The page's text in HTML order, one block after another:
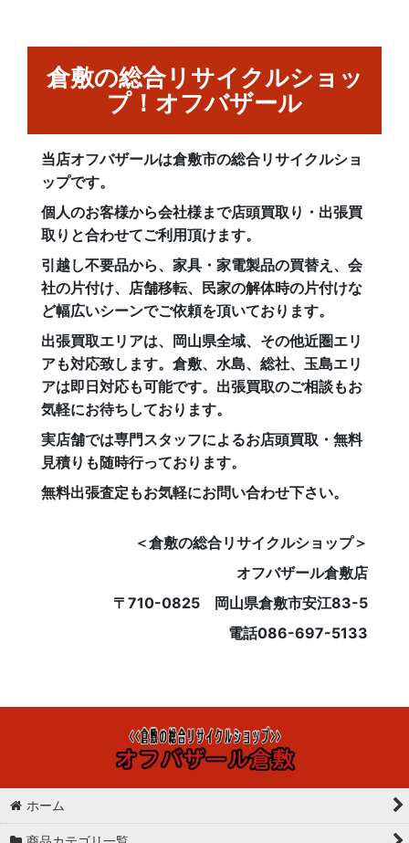
倉敷の総合リサイクルショッ
プ！オフバザール
当店オフバザールは倉敷市の総合リサイクルショ
ップです。
個人のお客様から会社様まで店頭買取り・出張買
取りと合わせてご利用頂けます。
引越し不要品から、家具・家電製品の買替え、会
社の片付け、店舗移転、民家の解体時の片付けな
ど幅広いシーンでご依頼を頂いております。
出張買取エリアは、岡山県全域、その他近圏エリ
アも対応致します。倉敷、水島、総社、玉島エリ
アは即日対応も可能です。出張買取のご相談もお
気軽にお待ちしております。
実店舗では専門スタッフによるお店頭買取・無料
見積りも随時行っております。
無料出張査定もお気軽にお問い合わせ下さい。
＜倉敷の総合リサイクルショップ＞
オフバザール倉敷店
〒710-0825 岡山県倉敷市安江83-5
電話086-697-5133
ホーム